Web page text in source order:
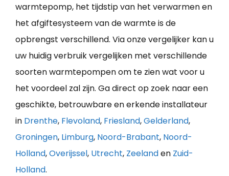
warmtepomp, het tijdstip van het verwarmen en
het afgiftesysteem van de warmte is de
opbrengst verschillend. Via onze vergelijker kan u
uw huidig verbruik vergelijken met verschillende
soorten warmtepompen om te zien wat voor u
het voordeel zal zijn. Ga direct op zoek naar een
geschikte, betrouwbare en erkende installateur
in Drenthe, Flevoland, Friesland,Gelderland,
Groningen, Limburg, Noord-Brabant, Noord-
Holland,Overijssel, Utrecht, Zeelanden Zuid-
Holland.